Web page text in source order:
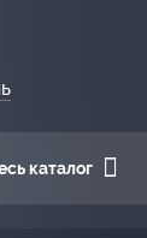
каталог